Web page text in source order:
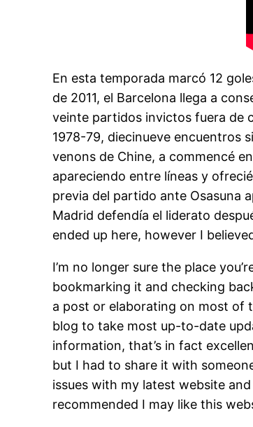
En esta temporada marcó 12
de 2011, el Barcelona llega a
veinte partidos invictos fuera de
1978-79, diecinueve encuentros
venons de Chine, a commencé
apareciendo entre líneas y
previa del partido ante Osasuna
Madrid defendía el liderato
ended up here, however I
I’m no longer sure the place
bookmarking it and checking
a post or elaborating on most of
blog to take most up-to-date
information, that’s in fact
but I had to share it with
issues with my latest website
recommended I may like this